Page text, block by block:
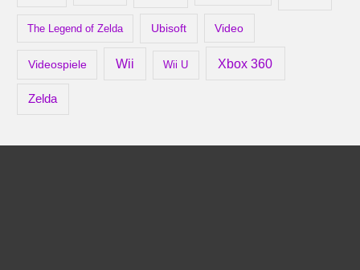
The Legend of Zelda Ubisoft Video
Videospiele Wii Wii U Xbox 360
Zelda